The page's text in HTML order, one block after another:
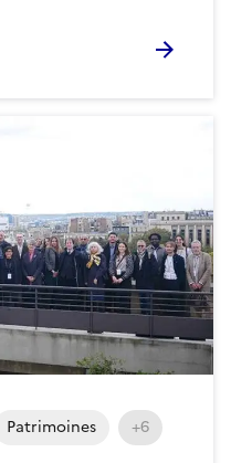
Patrimoines +6